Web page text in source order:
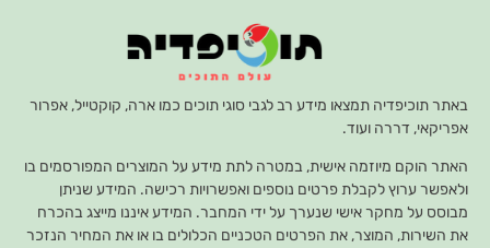
באתר תוכיפדיה תמצאו מידע רב לגבי סוגי תוכים כמו ארה, קוקטייל, אפרור
אפריקאי, דררה ועוד.
האתר הוקם מיוזמה אישית, במטרה לתת מידע על המוצרים המפורסמים בו
ולאפשר ערוץ לקבלת פרטים נוספים ואפשרויות רכישה. המידע שניתן
מבוסס על מחקר אישי שנערך על ידי המחבר. המידע איננו מייצג בהכרח
את השירות, המוצר, את הפרטים הטכניים הכלולים בו או את המחיר הנזכר